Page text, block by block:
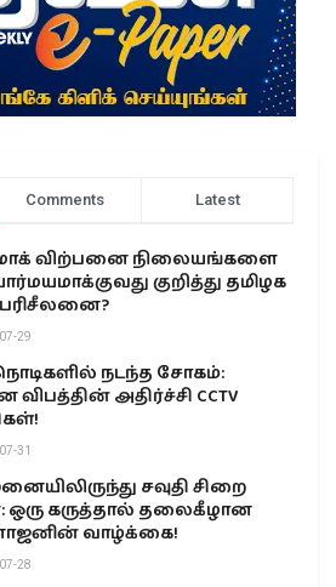
Comments Latest
விற்பனை நிலையங்களை
குறித்து தமிழக
பரிசீலனை?
29
நடந்த சோகம்:
விபத்தின் அதிர்ச்சி CCTV
31
சவுதி சிறை
ஒரு கருத்தால் தலைகீழான
வாழ்க்கை!
28